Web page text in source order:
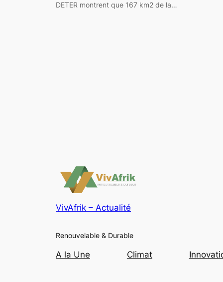
DETER montrent que 167 km2 de la…
VivAfrik – Actualité
Renouvelable & Durable
A la Une Climat